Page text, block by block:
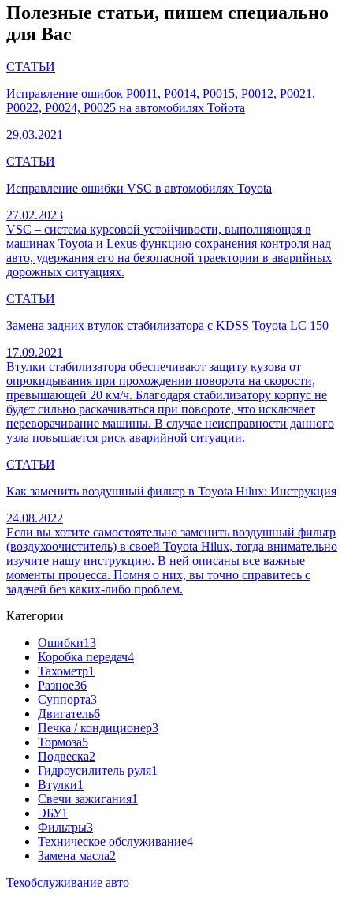
Полезные статьи, пишем специально
для Вас
СТАТЬИ
Исправление ошибок P0011, P0014, P0015, P0012, P0021,
P0022, P0024, P0025 на автомобилях Тойота
29.03.2021
СТАТЬИ
Исправление ошибки VSC в автомобилях Toyota
27.02.2023
VSC – система курсовой устойчивости, выполняющая в
машинах Toyota и Lexus функцию сохранения контроля над
авто, удержания его на безопасной траектории в аварийных
дорожных ситуациях.
СТАТЬИ
Замена задних втулок стабилизатора с KDSS Toyota LC 150
17.09.2021
Втулки стабилизатора обеспечивают защиту кузова от
опрокидывания при прохождении поворота на скорости,
превышающей 20 км/ч. Благодаря стабилизатору корпус не
будет сильно раскачиваться при повороте, что исключает
переворачивание машины. В случае неисправности данного
узла повышается риск аварийной ситуации.
СТАТЬИ
Как заменить воздушный фильтр в Toyota Hilux: Инструкция
24.08.2022
Если вы хотите самостоятельно заменить воздушный фильтр
(воздухоочиститель) в своей Toyota Hilux, тогда внимательно
изучите нашу инструкцию. В ней описаны все важные
моменты процесса. Помня о них, вы точно справитесь с
задачей без каких-либо проблем.
Категории
Ошибки13
Коробка передач4
Тахометр1
Разное36
Cуппорта3
Двигатель6
Печка / кондиционер3
Тормоза5
Подвеска2
Гидроусилитель руля1
Втулки1
Свечи зажигания1
ЭБУ1
Фильтры3
Техническое обслуживание4
Замена масла2
Техобслуживание авто